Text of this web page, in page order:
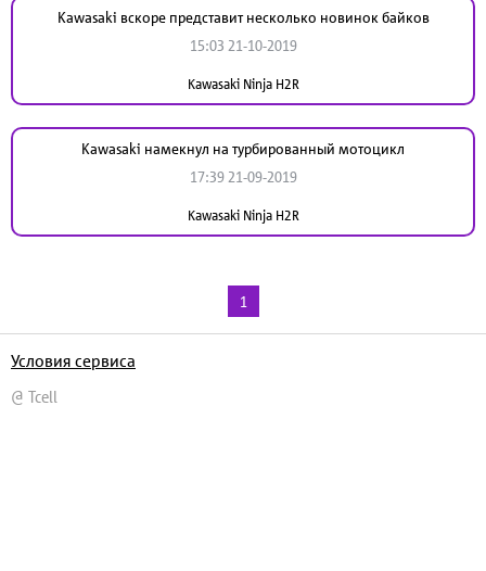
Kawasaki вскоре представит несколько новинок байков
15:03 21-10-2019
Kawasaki Ninja H2R
Kawasaki намекнул на турбированный мотоцикл
17:39 21-09-2019
Kawasaki Ninja H2R
1
@ Tcell
Условия сервиса